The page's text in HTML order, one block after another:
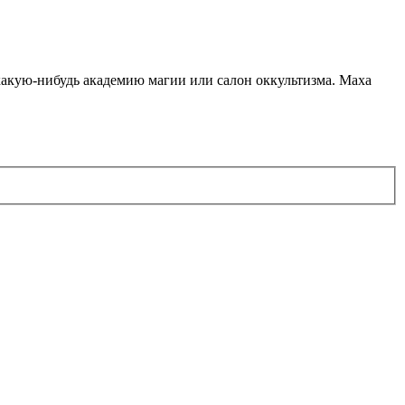
нибудь академию магии или салон оккультизма. Маха